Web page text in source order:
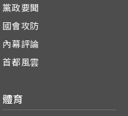
黨政要聞
國會攻防
內幕評論
首都風雲
體育